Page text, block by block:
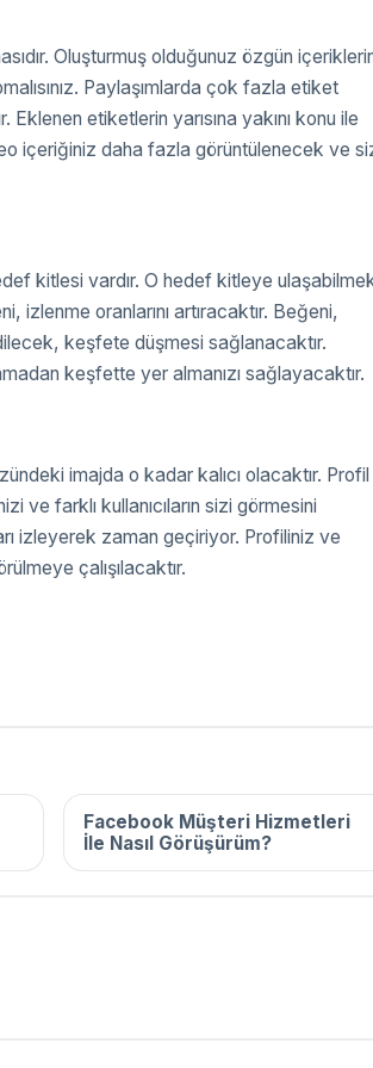
Oluşturmuş olduğunuz özgün
Paylaşımlarda çok fazla etiket
etiketlerin yarısına yakını konu ile
içeriğiniz daha fazla görüntülenecek ve
kitlesi vardır. O hedef kitleye
izlenme oranlarını artıracaktır. Beğeni,
keşfete düşmesi sağlanacaktır.
keşfette yer almanızı sağlayacaktır.
imajda o kadar kalıcı olacaktır. Profil
farklı kullanıcıların sizi görmesini
izleyerek zaman geçiriyor. Profiliniz ve
çalışılacaktır.
Facebook Müşteri Hizmetleri
İle Nasıl Görüşürüm?